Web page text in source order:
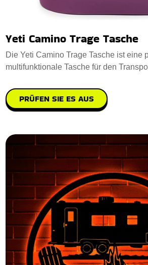
Yeti Camino Trage Tasche
Die Yeti Camino Trage Tasche ist eine
multifunktionale Tasche für den
PRÜFEN SIE ES AUS